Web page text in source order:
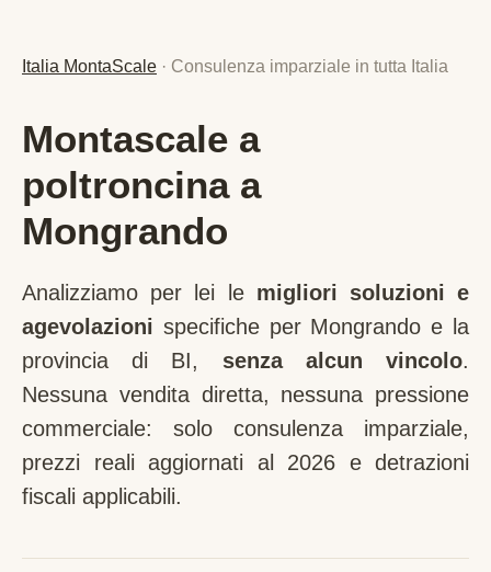
Italia MontaScale · Consulenza imparziale in tutta Italia
Montascale a
poltroncina a
Mongrando
Analizziamo per lei le migliori soluzioni e
agevolazioni specifiche per Mongrando e la
provincia di BI, senza alcun vincolo.
Nessuna vendita diretta, nessuna pressione
commerciale: solo consulenza imparziale,
prezzi reali aggiornati al 2026 e detrazioni
fiscali applicabili.